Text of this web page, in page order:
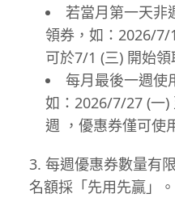
若當月第一天非
領券，如：2026/7/
可於7/1 (三) 開始
每月最後一週使
如：2026/7/27 (一)
週 ，優惠券僅可使
每週優惠券數量有
名額採「先用先贏」。